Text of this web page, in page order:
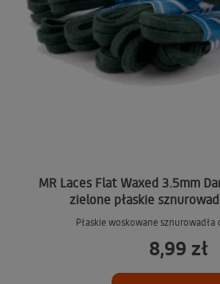
MR Laces Flat Waxed 3.5mm
zielone płaskie
Płaskie woskowane
8,99 zł